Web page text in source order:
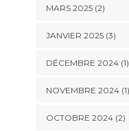
MARS 2025(2)
JANVIER 2025(3)
DÉCEMBRE 2024(1)
NOVEMBRE 2024(1)
OCTOBRE 2024(2)